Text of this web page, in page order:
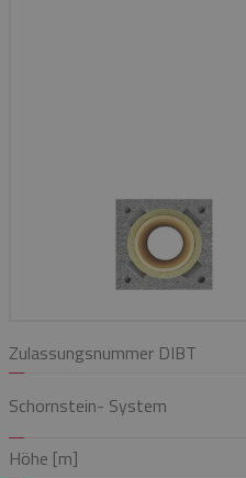
Zulassungsnummer DIBT
Schornstein- System
Höhe [m]